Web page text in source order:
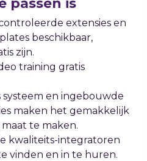
extensies en
beschikbaar,
zijn.
training gratis
systeem en ingebouwde
maken het gemakkelijk
te maken.
kwaliteits-integratoren
vinden en in te huren.